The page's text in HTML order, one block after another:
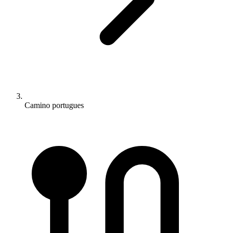
Camino portugues